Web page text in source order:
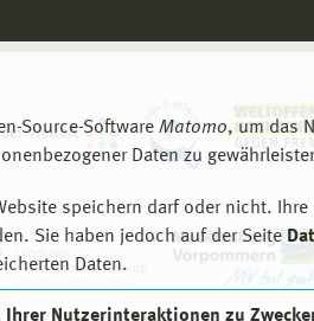
Source-Software Matomo, um das
Daten zu
speichern darf oder nicht.
Sie haben jedoch auf der Seite
Daten.
Nutzerinteraktionen zu